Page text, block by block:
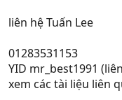
liên hệ Tuấn Lee
01283531153
YID mr_best1991
xem các tài liệu liên